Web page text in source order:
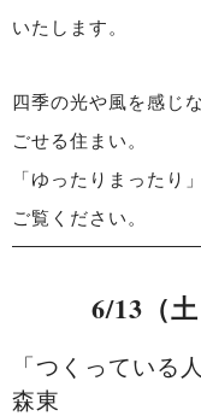
いたします。
四季の光や風を感じ
ごせる住まい。
「ゆったりまったり
ご覧ください。
6/13（
「つくっている
森東